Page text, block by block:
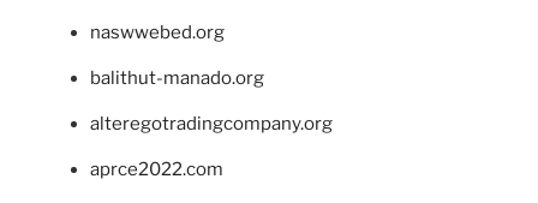
naswwebed.org
balithut-manado.org
alteregotradingcompany.org
aprce2022.com